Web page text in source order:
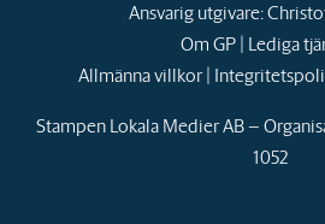
Ansvarig utgivare:
Om GP| Lediga
Allmänna villkor|
Stampen Lokala Medier AB –
1052